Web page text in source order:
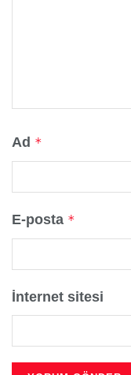
Ad *
E-posta *
İnternet sitesi